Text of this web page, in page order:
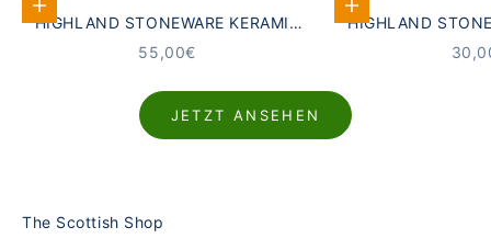
In den Warenkorb
HIGHLAND STONEWARE KERAMIK
BECHER SCHOTTISCHE
ANGEBOT
55,00€
In den Warenkorb
HIGHLAND
UNTERSETZER
JETZT ANSEHEN
The Scottish Shop